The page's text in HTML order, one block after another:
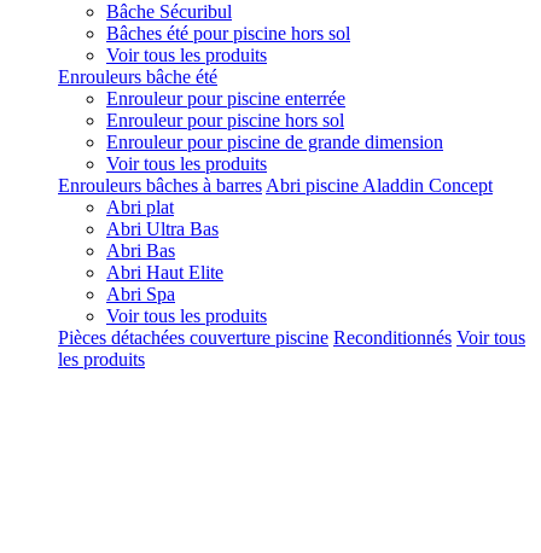
Bâche Sécuribul
Bâches été pour piscine hors sol
Voir tous les produits
Enrouleurs bâche été
Enrouleur pour piscine enterrée
Enrouleur pour piscine hors sol
Enrouleur pour piscine de grande dimension
Voir tous les produits
Enrouleurs bâches à barres Abri piscine Aladdin Concept
Abri plat
Abri Ultra Bas
Abri Bas
Abri Haut Elite
Abri Spa
Voir tous les produits
Pièces détachées couverture piscine Reconditionnés Voir tous
les produits